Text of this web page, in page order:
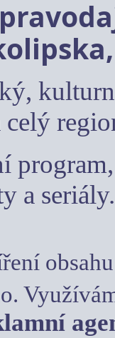
a seriály.